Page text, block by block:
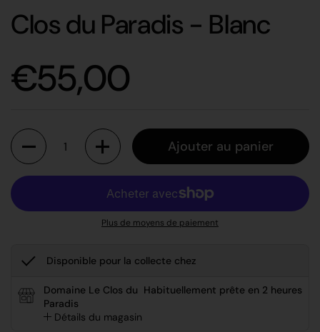
Clos du Paradis - Blanc
Prix régulier
€55,00
Quantité
Ajouter au panier
Plus de moyens de paiement
Disponible pour la collecte chez
Domaine Le Clos du
Paradis
Détails du magasin
Habituellement prête en 2 heures